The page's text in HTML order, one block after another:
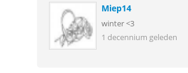
Miep14
winter <3
1 decennium geleden